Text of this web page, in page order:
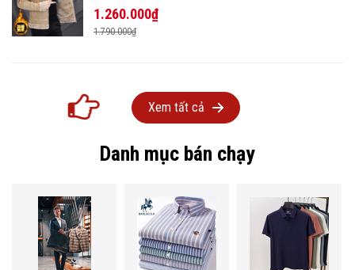
1.260.000₫
1.790.000₫
Xem tất cả
Danh mục bán chạy